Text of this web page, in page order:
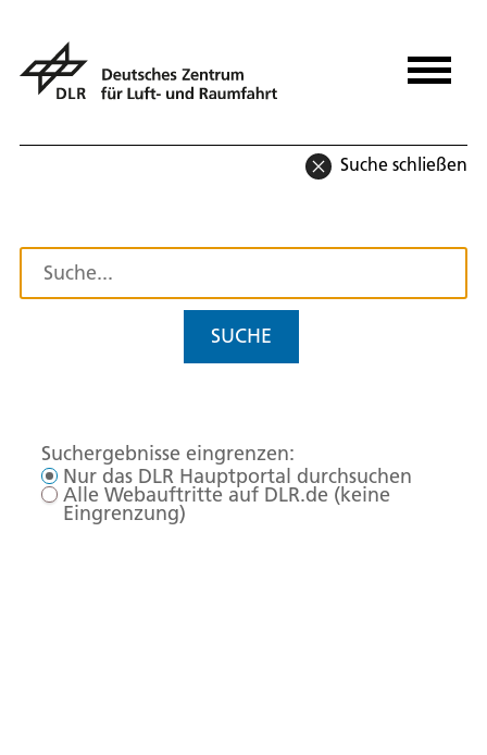
Suche schließen
SUCHE
Suchergebnisse eingrenzen:
Nur das DLR Hauptportal durchsuchen
Alle Webauftritte auf DLR.de (keine
Eingrenzung)